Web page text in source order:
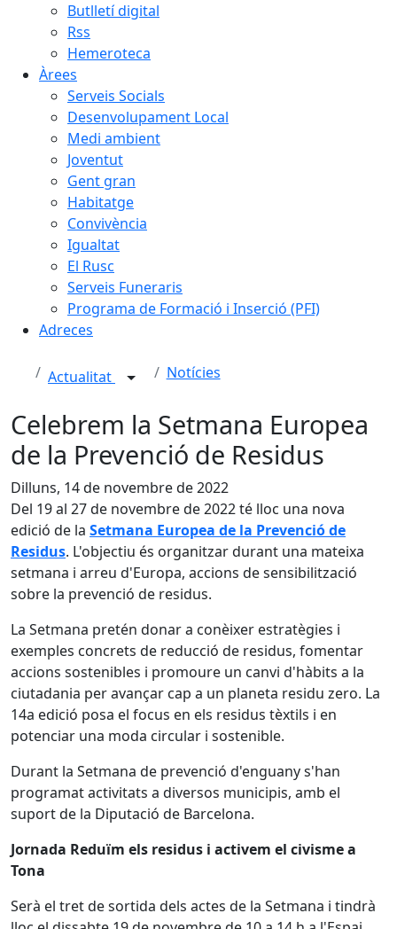
Butlletí digital
Rss
Hemeroteca
Àrees
Serveis Socials
Desenvolupament Local
Medi ambient
Joventut
Gent gran
Habitatge
Convivència
Igualtat
El Rusc
Serveis Funeraris
Programa de Formació i Inserció (PFI)
Adreces
Actualitat Notícies
Celebrem la Setmana Europea
de la Prevenció de Residus
Dilluns, 14 de novembre de 2022
Del 19 al 27 de novembre de 2022 té lloc una nova
edició de la Setmana Europea de la Prevenció de
Residus. L'objectiu és organitzar durant una mateixa
setmana i arreu d'Europa, accions de sensibilització
sobre la prevenció de residus.
La Setmana pretén donar a conèixer estratègies i
exemples concrets de reducció de residus, fomentar
accions sostenibles i promoure un canvi d'hàbits a la
ciutadania per avançar cap a un planeta residu zero. La
14a edició posa el focus en els residus tèxtils i en
potenciar una moda circular i sostenible.
Durant la Setmana de prevenció d'enguany s'han
programat activitats a diversos municipis, amb el
suport de la Diputació de Barcelona.
Jornada Reduïm els residus i activem el civisme a
Tona
Serà el tret de sortida dels actes de la Setmana i tindrà